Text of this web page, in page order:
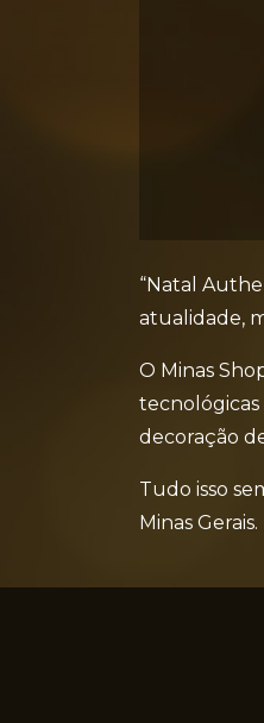
“Natal
atualidade,
O Minas
decoração
Tudo isso
Minas Gerais.